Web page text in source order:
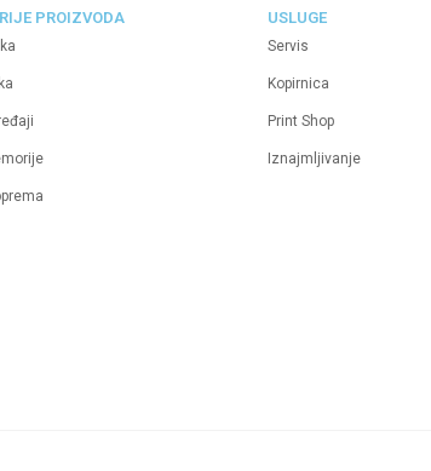
PROIZVODA USLUGE
Servis
Kopirnica
Print Shop
Iznajmljivanje